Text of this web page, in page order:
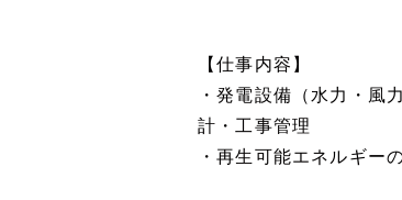
【仕事内容】
・発電設備（水力・風
計・工事管理
・再生可能エネルギー